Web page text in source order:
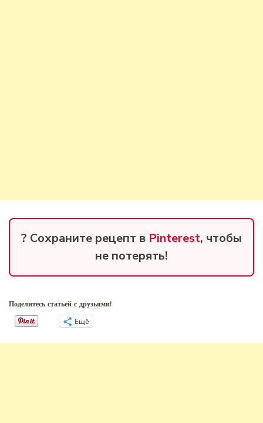
? Сохраните рецепт в Pinterest, чтобы
не потерять!
Поделитесь статьей с друзьями!
Ещё